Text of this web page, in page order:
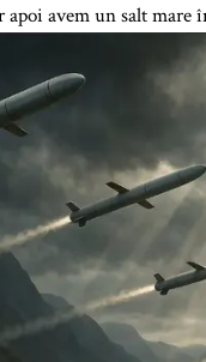
avem un salt mare